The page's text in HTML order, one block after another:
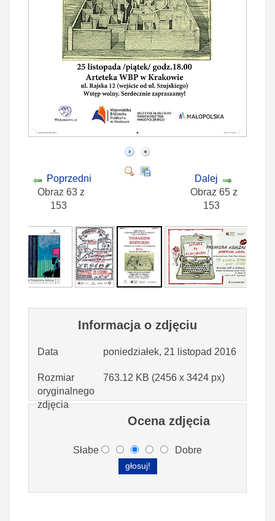
Poprzedni
Obraz 63 z
153
Dalej
Obraz 65 z
153
Informacja o zdjęciu
Data poniedziałek, 21 listopad 2016
Rozmiar
oryginalnego
zdjęcia
763.12 KB (2456 x 3424 px)
Ocena zdjęcia
Słabe Dobre